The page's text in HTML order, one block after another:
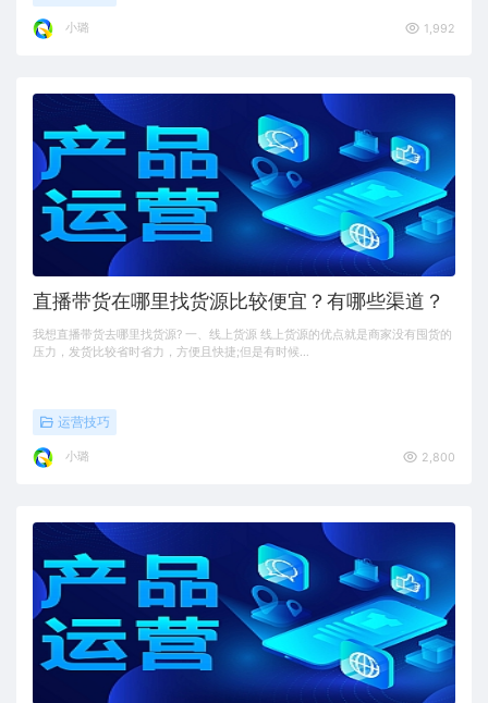
小璐 1,992
直播带货在哪里找货源比较便宜？有哪些渠道？
我想直播带货去哪里找货源? 一、线上货源 线上货源的优点就是商家没有囤货的
压力，发货比较省时省力，方便且快捷;但是有时候…
运营技巧
小璐 2,800